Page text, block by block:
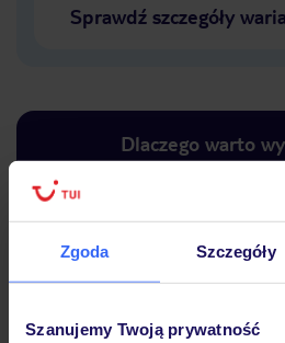
Zgoda Szczegóły
Szanujemy Twoją prywatność
Sprawdź szczegóły
Dlaczego warto
Lider niskich cen